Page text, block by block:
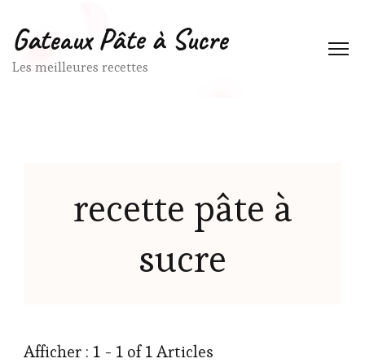
Gateaux Pâte à Sucre
Les meilleures recettes
recette pâte à
sucre
Afficher : 1 - 1 of 1 Articles